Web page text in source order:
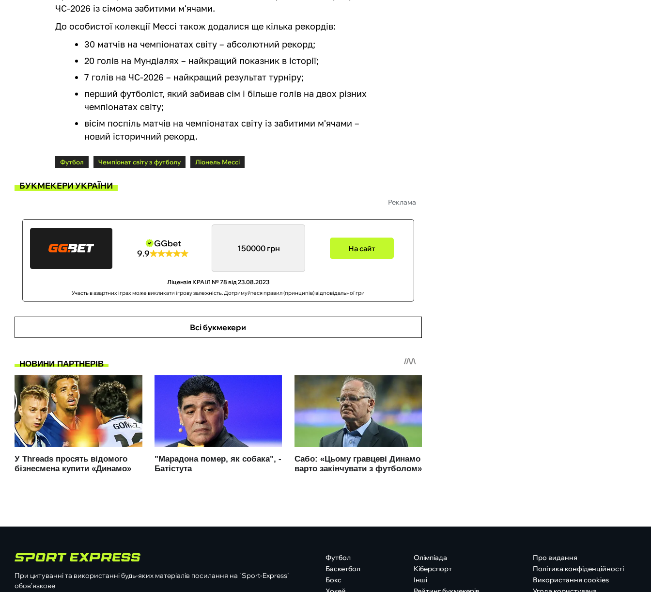
ЧС-2026 із сімома забитими м'ячами.
До особистої колекції Мессі також додалися ще кілька рекордів:
30 матчів на чемпіонатах світу – абсолютний рекорд;
20 голів на Мундіалях – найкращий показник в історії;
7 голів на ЧС-2026 – найкращий результат турніру;
перший футболіст, який забивав сім і більше голів на двох різних
чемпіонатах світу;
вісім поспіль матчів на чемпіонатах світу із забитими м'ячами –
новий історичний рекорд.
Футбол Чемпіонат світу з футболу Ліонель Мессі
БУКМЕКЕРИ УКРАЇНИ
Реклама
GGbet
9.9
150000 грн На сайт
Ліцензія КРАІЛ № 78 від 23.08.2023
Участь в азартних іграх може викликати ігрову залежність. Дотримуйтеся правил (принципів) відповідальної гри
Всі букмекери
При цитуванні та використанні будь-яких матеріалів посилання на "Sport-Express"
обов'язкове
Футбол
Баскетбол
Бокс
Олімпіада
Кіберспорт
Інші
Про видання
Політика конфіденційності
Використання cookies